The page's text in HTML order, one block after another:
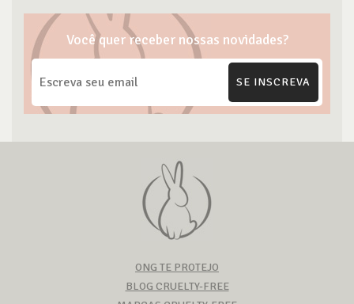
Você quer receber nossas novidades?
SE INSCREVA
ONG TE PROTEJO
BLOG CRUELTY-FREE